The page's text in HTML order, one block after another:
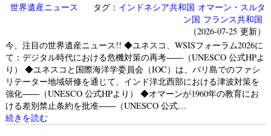
世界遺産ニュース タグ： インドネシア共和国 オマーン・スルタ
ン国 フランス共和国
（2026-07-25 更新）
今、注目の世界遺産ニュース!! ◆ユネスコ、WSISフォーラム2026に
て：デジタル時代における危機対策の再考――（UNESCO 公式HPよ
り） ◆ユネスコと国際海洋学委員会（IOC）は、バリ島でのファシ
リテーター地域研修を通じて、インド洋北西部における津波対策を
強化――（UNESCO 公式HPより） ◆オマーンが1960年の教育にお
ける差別禁止条約を批准――（UNESCO 公式…
続きを読む